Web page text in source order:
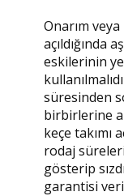
Onarım
açıldığında
eskilerinin
süresinden
birbirlerine
keçe takımı
rodaj
gösterip
garantisi